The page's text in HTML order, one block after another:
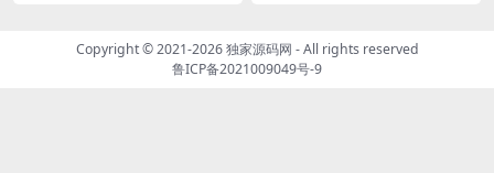
Copyright © 2021-2026独家源码网 - All rights reserved
鲁ICP备2021009049号-9